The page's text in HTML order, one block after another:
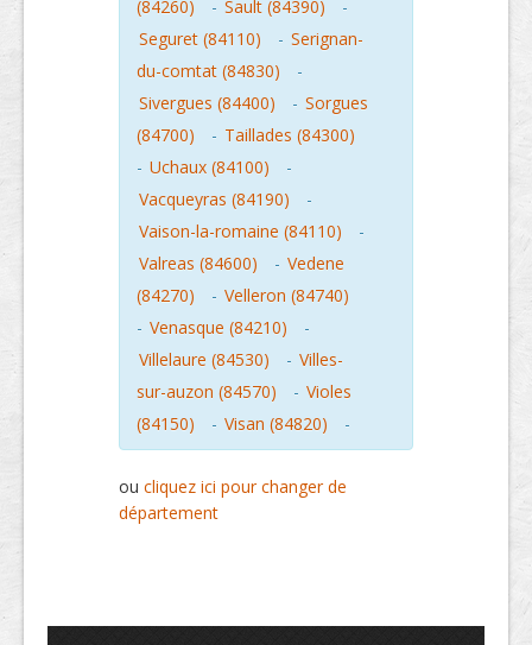
(84260)
- Sault (84390)
-
Seguret (84110)
- Serignan-
du-comtat (84830)
-
Sivergues (84400)
- Sorgues
(84700)
- Taillades (84300)
- Uchaux (84100)
-
Vacqueyras (84190)
-
Vaison-la-romaine (84110)
-
Valreas (84600)
- Vedene
(84270)
- Velleron (84740)
- Venasque (84210)
-
Villelaure (84530)
- Villes-
sur-auzon (84570)
- Violes
(84150)
- Visan (84820) -
ou cliquez ici pour changer de
département